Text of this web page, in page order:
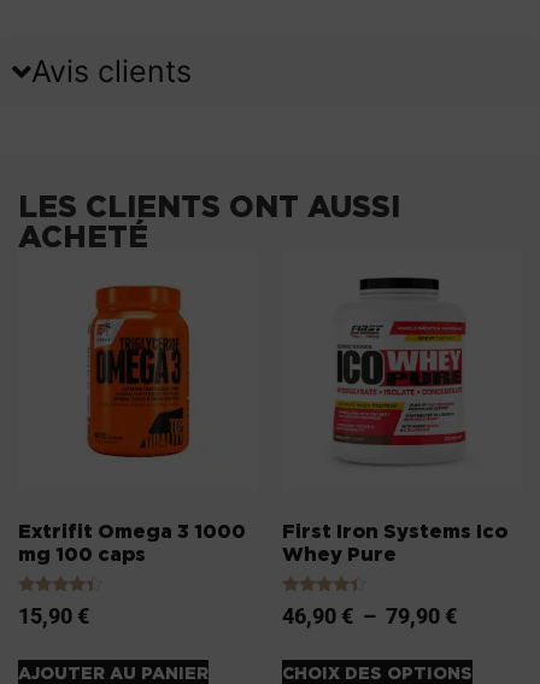
Avis clients
LES CLIENTS ONT AUSSI
ACHETÉ
Extrifit Omega 3 1000
mg 100 caps
Note
4.20
15,90 €
AJOUTER AU PANIER
First Iron Systems Ico
Whey Pure
Note
4.20
46,90 € – 79,90 €
CHOIX DES OPTIONS